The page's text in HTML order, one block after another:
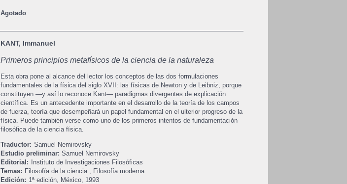
Agotado
KANT, Immanuel
Primeros principios metafísicos de la ciencia de la naturaleza
Esta obra pone al alcance del lector los conceptos de las dos formulaciones
fundamentales de la física del siglo XVII: las físicas de Newton y de Leibniz, porque
constituyen —y así lo reconoce Kant— paradigmas divergentes de explicación
científica. Es un antecedente importante en el desarrollo de la teoría de los campos
de fuerza, teoría que desempeñará un papel fundamental en el ulterior progreso de la
física. Puede también verse como uno de los primeros intentos de fundamentación
filosófica de la ciencia física.
Traductor: Samuel Nemirovsky
Estudio preliminar: Samuel Nemirovsky
Editorial: Instituto de Investigaciones Filosóficas
Temas: Filosofía de la ciencia, Filosofía moderna
Edición: 1ª edición, México, 1993